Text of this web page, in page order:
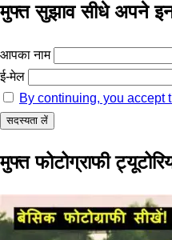
मुफ्त सुझाव सीधे अपने
आपका नाम
ई-मेल
By continuing, you accept
मुफ्त फोटोग्राफी